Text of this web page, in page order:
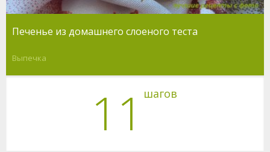
Печенье из домашнего слоеного теста
Выпечка
11 шагов